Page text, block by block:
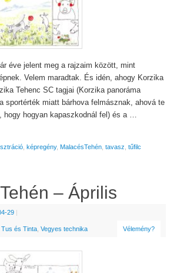
éve jelent meg a rajzaim között, mint
Velem maradtak. És idén, ahogy Korzika
Tehenc SC tagjai (Korzika panoráma
sportérték miatt bárhova felmásznak, ahová te
hogy hogyan kapaszkodnál fel) és a …
, képregény, MalacésTehén, tavasz tűfilc
– Április
29 |
Tus és Tinta, Vegyes technika Vélemény?